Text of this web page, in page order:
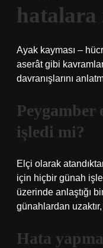
hatalara
Ayak kayması –
aserât gibi
davranışlarını
Peygamber
işledi mi?
Elçi olarak
için hiçbir günah
üzerinde anlaştığı
günahlardan
Hata